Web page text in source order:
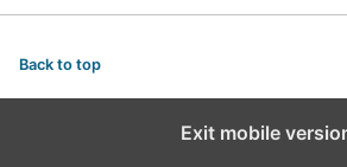
Back to top
Exit mobile